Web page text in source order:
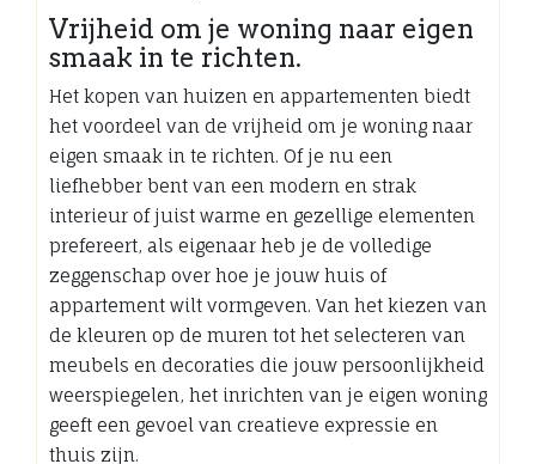
Vrijheid om je woning naar eigen
smaak in te richten.
Het kopen van huizen en appartementen biedt
het voordeel van de vrijheid om je woning naar
eigen smaak in te richten. Of je nu een
liefhebber bent van een modern en strak
interieur of juist warme en gezellige elementen
prefereert, als eigenaar heb je de volledige
zeggenschap over hoe je jouw huis of
appartement wilt vormgeven. Van het kiezen van
de kleuren op de muren tot het selecteren van
meubels en decoraties die jouw persoonlijkheid
weerspiegelen, het inrichten van je eigen woning
geeft een gevoel van creatieve expressie en
thuis zijn.